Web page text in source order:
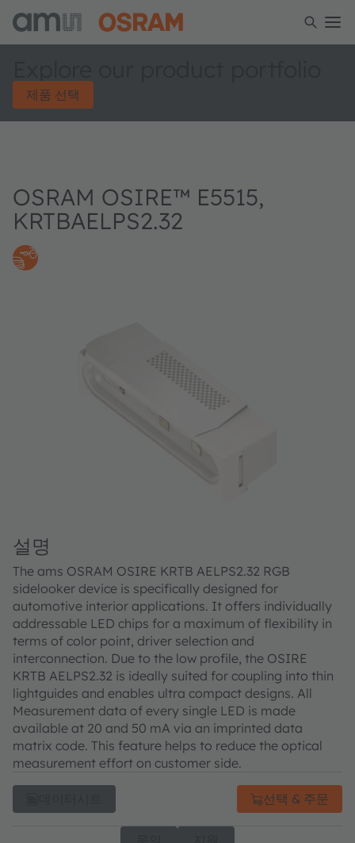
제품 선택
OSRAM OSIRE™ E5515,
KRTBAELPS2.32
설명
The ams OSRAM OSIRE KRTB AELPS2.32 RGB
sidelooker device is specifically designed for
automotive interior applications. It offers individually
addressable LED chips for a maximum of flexibility in
terms of color point, driver selection and
interconnection. Due to the low profile, the OSIRE
KRTB AELPS2.32 is ideally suited for coupling into thin
lightguides and enables ultra compact designs. All
Measurement data of every single LED is made
available at 20 and 50 mA via an imprinted data
matrix code. This feature helps to reduce the optical
measurement effort on customer side.
선택 & 주문